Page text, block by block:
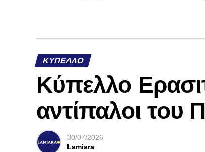
ΚΎΠΕΛΛΟ
Κύπελλο
αντίπαλοι του
30/07/2026
Lamiara